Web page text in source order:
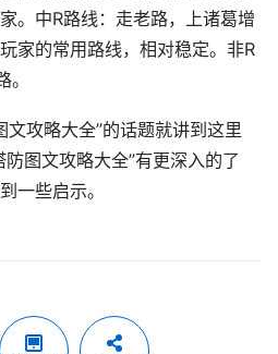
。中R路线：走老路，上诸葛增
家的常用路线，相对稳定。非R
文攻略大全”的话题就讲到这里
图文攻略大全”有更深入的了
一些启示。